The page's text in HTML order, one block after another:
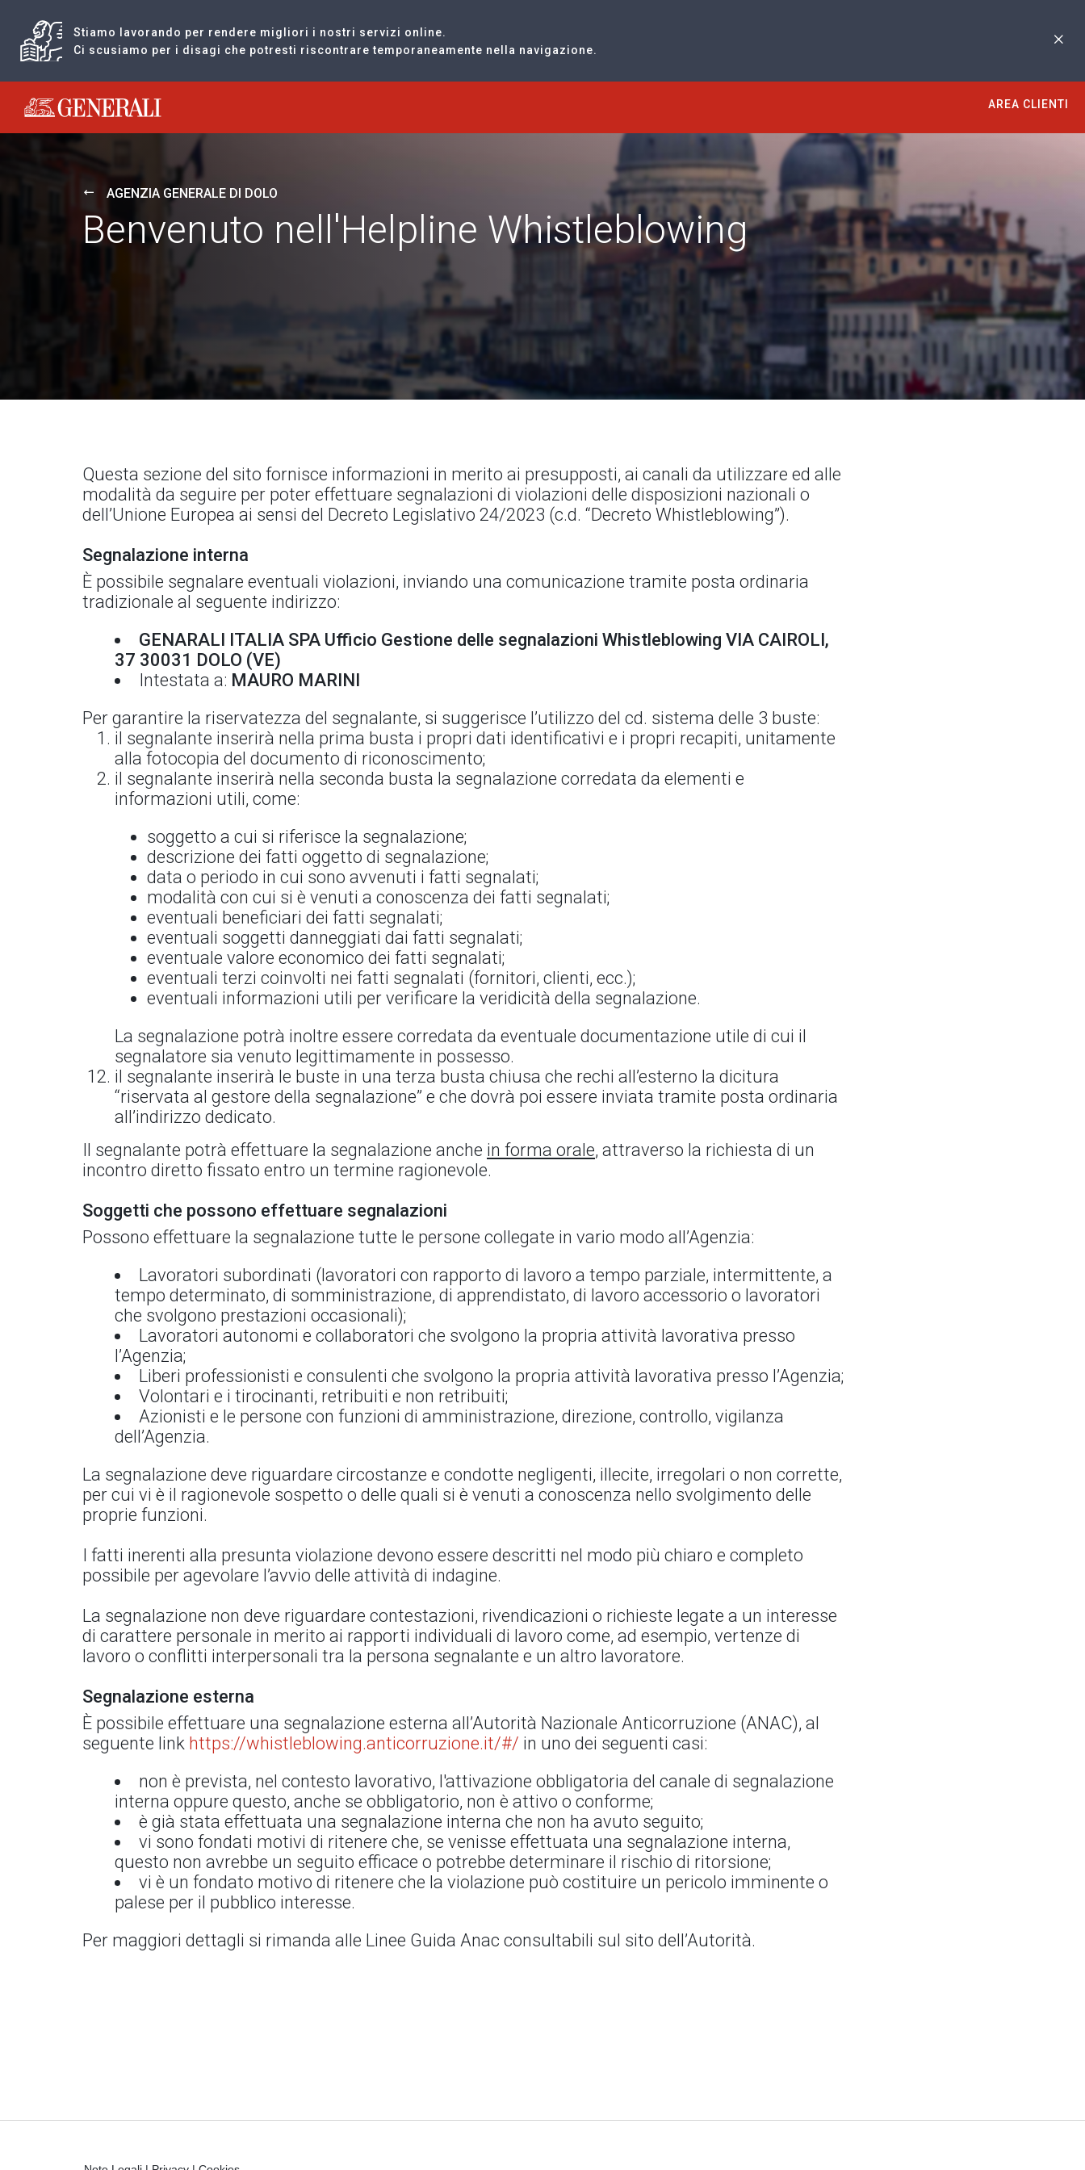
Stiamo lavorando per rendere migliori i nostri servizi online.
Ci scusiamo per i disagi che potresti riscontrare temporaneamente nella navigazione.
Generali logo
AREA CLIENTI
AGENZIA GENERALE DI DOLO
Benvenuto nell'Helpline Whistleblowing
Questa sezione del sito fornisce informazioni in merito ai presupposti, ai canali da utilizzare ed alle
modalità da seguire per poter effettuare segnalazioni di violazioni delle disposizioni nazionali o
dell’Unione Europea ai sensi del Decreto Legislativo 24/2023 (c.d. “Decreto Whistleblowing”).
Segnalazione interna
È possibile segnalare eventuali violazioni, inviando una comunicazione tramite posta ordinaria
tradizionale al seguente indirizzo:
GENARALI ITALIA SPA Ufficio Gestione delle segnalazioni Whistleblowing VIA CAIROLI,
37 30031 DOLO (VE)
Intestata a: MAURO MARINI
Per garantire la riservatezza del segnalante, si suggerisce l’utilizzo del cd. sistema delle 3 buste:
il segnalante inserirà nella prima busta i propri dati identificativi e i propri recapiti, unitamente
alla fotocopia del documento di riconoscimento;
il segnalante inserirà nella seconda busta la segnalazione corredata da elementi e
informazioni utili, come:
soggetto a cui si riferisce la segnalazione;
descrizione dei fatti oggetto di segnalazione;
data o periodo in cui sono avvenuti i fatti segnalati;
modalità con cui si è venuti a conoscenza dei fatti segnalati;
eventuali beneficiari dei fatti segnalati;
eventuali soggetti danneggiati dai fatti segnalati;
eventuale valore economico dei fatti segnalati;
eventuali terzi coinvolti nei fatti segnalati (fornitori, clienti, ecc.);
eventuali informazioni utili per verificare la veridicità della segnalazione.
La segnalazione potrà inoltre essere corredata da eventuale documentazione utile di cui il
segnalatore sia venuto legittimamente in possesso.
il segnalante inserirà le buste in una terza busta chiusa che rechi all’esterno la dicitura
“riservata al gestore della segnalazione” e che dovrà poi essere inviata tramite posta ordinaria
all’indirizzo dedicato.
Il segnalante potrà effettuare la segnalazione anche in forma orale, attraverso la richiesta di un
incontro diretto fissato entro un termine ragionevole.
Soggetti che possono effettuare segnalazioni
Possono effettuare la segnalazione tutte le persone collegate in vario modo all’Agenzia:
Lavoratori subordinati (lavoratori con rapporto di lavoro a tempo parziale, intermittente, a
tempo determinato, di somministrazione, di apprendistato, di lavoro accessorio o lavoratori
che svolgono prestazioni occasionali);
Lavoratori autonomi e collaboratori che svolgono la propria attività lavorativa presso
l’Agenzia;
Liberi professionisti e consulenti che svolgono la propria attività lavorativa presso l’Agenzia;
Volontari e i tirocinanti, retribuiti e non retribuiti;
Azionisti e le persone con funzioni di amministrazione, direzione, controllo, vigilanza
dell’Agenzia.
La segnalazione deve riguardare circostanze e condotte negligenti, illecite, irregolari o non corrette,
per cui vi è il ragionevole sospetto o delle quali si è venuti a conoscenza nello svolgimento delle
proprie funzioni.
I fatti inerenti alla presunta violazione devono essere descritti nel modo più chiaro e completo
possibile per agevolare l’avvio delle attività di indagine.
La segnalazione non deve riguardare contestazioni, rivendicazioni o richieste legate a un interesse
di carattere personale in merito ai rapporti individuali di lavoro come, ad esempio, vertenze di
lavoro o conflitti interpersonali tra la persona segnalante e un altro lavoratore.
Segnalazione esterna
È possibile effettuare una segnalazione esterna all’Autorità Nazionale Anticorruzione (ANAC), al
seguente link https://whistleblowing.anticorruzione.it/#/ in uno dei seguenti casi:
non è prevista, nel contesto lavorativo, l'attivazione obbligatoria del canale di segnalazione
interna oppure questo, anche se obbligatorio, non è attivo o conforme;
è già stata effettuata una segnalazione interna che non ha avuto seguito;
vi sono fondati motivi di ritenere che, se venisse effettuata una segnalazione interna,
questo non avrebbe un seguito efficace o potrebbe determinare il rischio di ritorsione;
vi è un fondato motivo di ritenere che la violazione può costituire un pericolo imminente o
palese per il pubblico interesse.
Per maggiori dettagli si rimanda alle Linee Guida Anac consultabili sul sito dell’Autorità.